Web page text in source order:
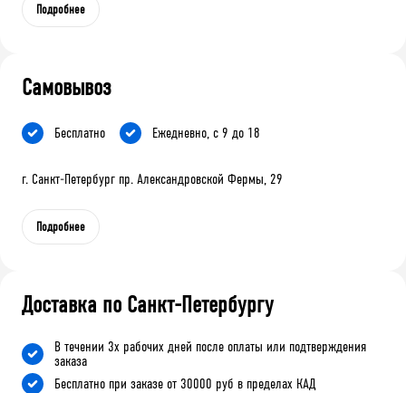
Подробнее
Самовывоз
Бесплатно Ежедневно, с 9 до 18
г. Санкт-Петербург пр. Александровской Фермы, 29
Подробнее
Доставка по Санкт-Петербургу
В течении 3х рабочих дней после оплаты или подтверждения
заказа
Бесплатно при заказе от 30000 руб в пределах КАД